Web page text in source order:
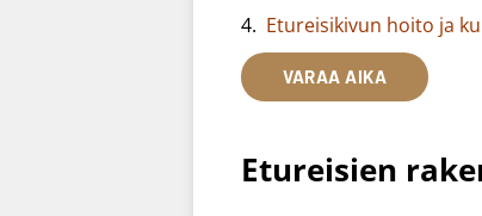
Etureisikivun hoito ja
VARAA AIKA
Etureisien